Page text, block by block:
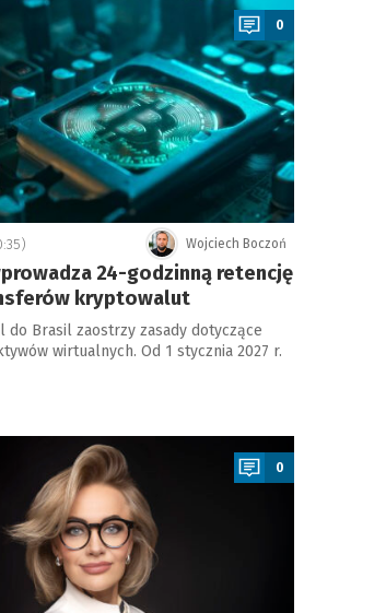
0
Wojciech Boczoń
24-godzinną retencję
kryptowalut
do Brasil zaostrzy zasady dotyczące
wirtualnych. Od 1 stycznia 2027 r.
0